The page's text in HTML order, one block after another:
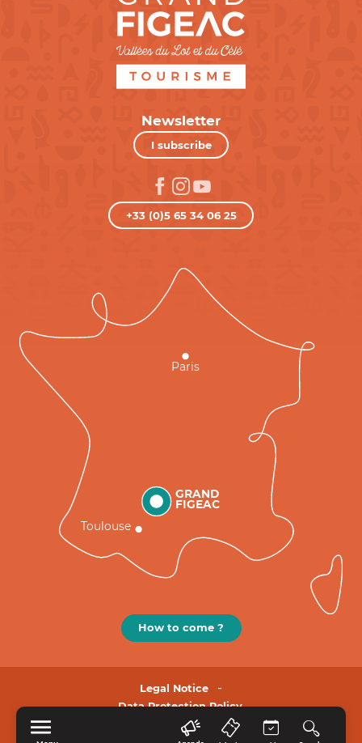
Newsletter
I subscribe
+33 (0)5 65 34 06 25
GRAND
FIGEAC
Toulouse
Paris
How to come ?
Legal Notice
Data Protection Policy.